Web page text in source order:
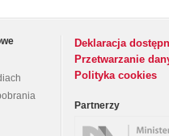
Deklaracja
Przetwarzanie
Polityka cookies
Partnerzy